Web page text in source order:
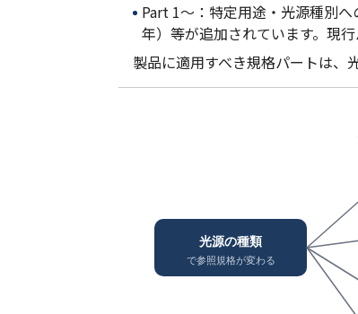
Part 1〜：特定用途・光源種別
年）等が追加されています。現
製品に適用すべき規格パートは、
光源の種類
で参照規格が変わる